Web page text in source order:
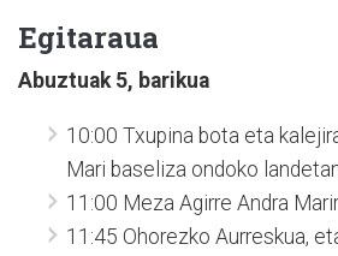
Egitaraua
Abuztuak 5, barikua
10:00 Txupina bota eta
Mari baseliza ondoko
11:00 Meza Agirre Andra
11:45 Ohorezko Aurreskua,